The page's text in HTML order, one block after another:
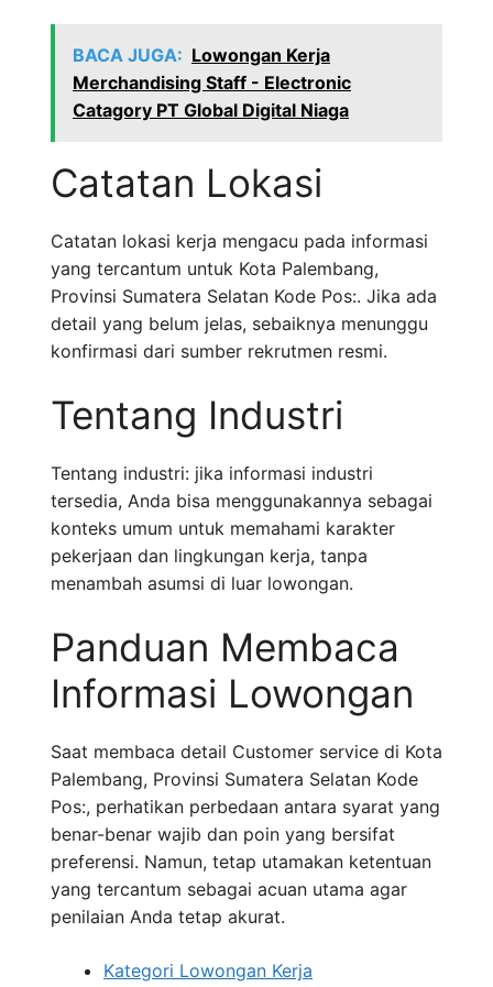
BACA JUGA: Lowongan Kerja
Merchandising Staff - Electronic
Catagory PT Global Digital Niaga
Catatan Lokasi
Catatan lokasi kerja mengacu pada informasi
yang tercantum untuk Kota Palembang,
Provinsi Sumatera Selatan Kode Pos:. Jika ada
detail yang belum jelas, sebaiknya menunggu
konfirmasi dari sumber rekrutmen resmi.
Tentang Industri
Tentang industri: jika informasi industri
tersedia, Anda bisa menggunakannya sebagai
konteks umum untuk memahami karakter
pekerjaan dan lingkungan kerja, tanpa
menambah asumsi di luar lowongan.
Panduan Membaca
Informasi Lowongan
Saat membaca detail Customer service di Kota
Palembang, Provinsi Sumatera Selatan Kode
Pos:, perhatikan perbedaan antara syarat yang
benar-benar wajib dan poin yang bersifat
preferensi. Namun, tetap utamakan ketentuan
yang tercantum sebagai acuan utama agar
penilaian Anda tetap akurat.
Kategori Lowongan Kerja